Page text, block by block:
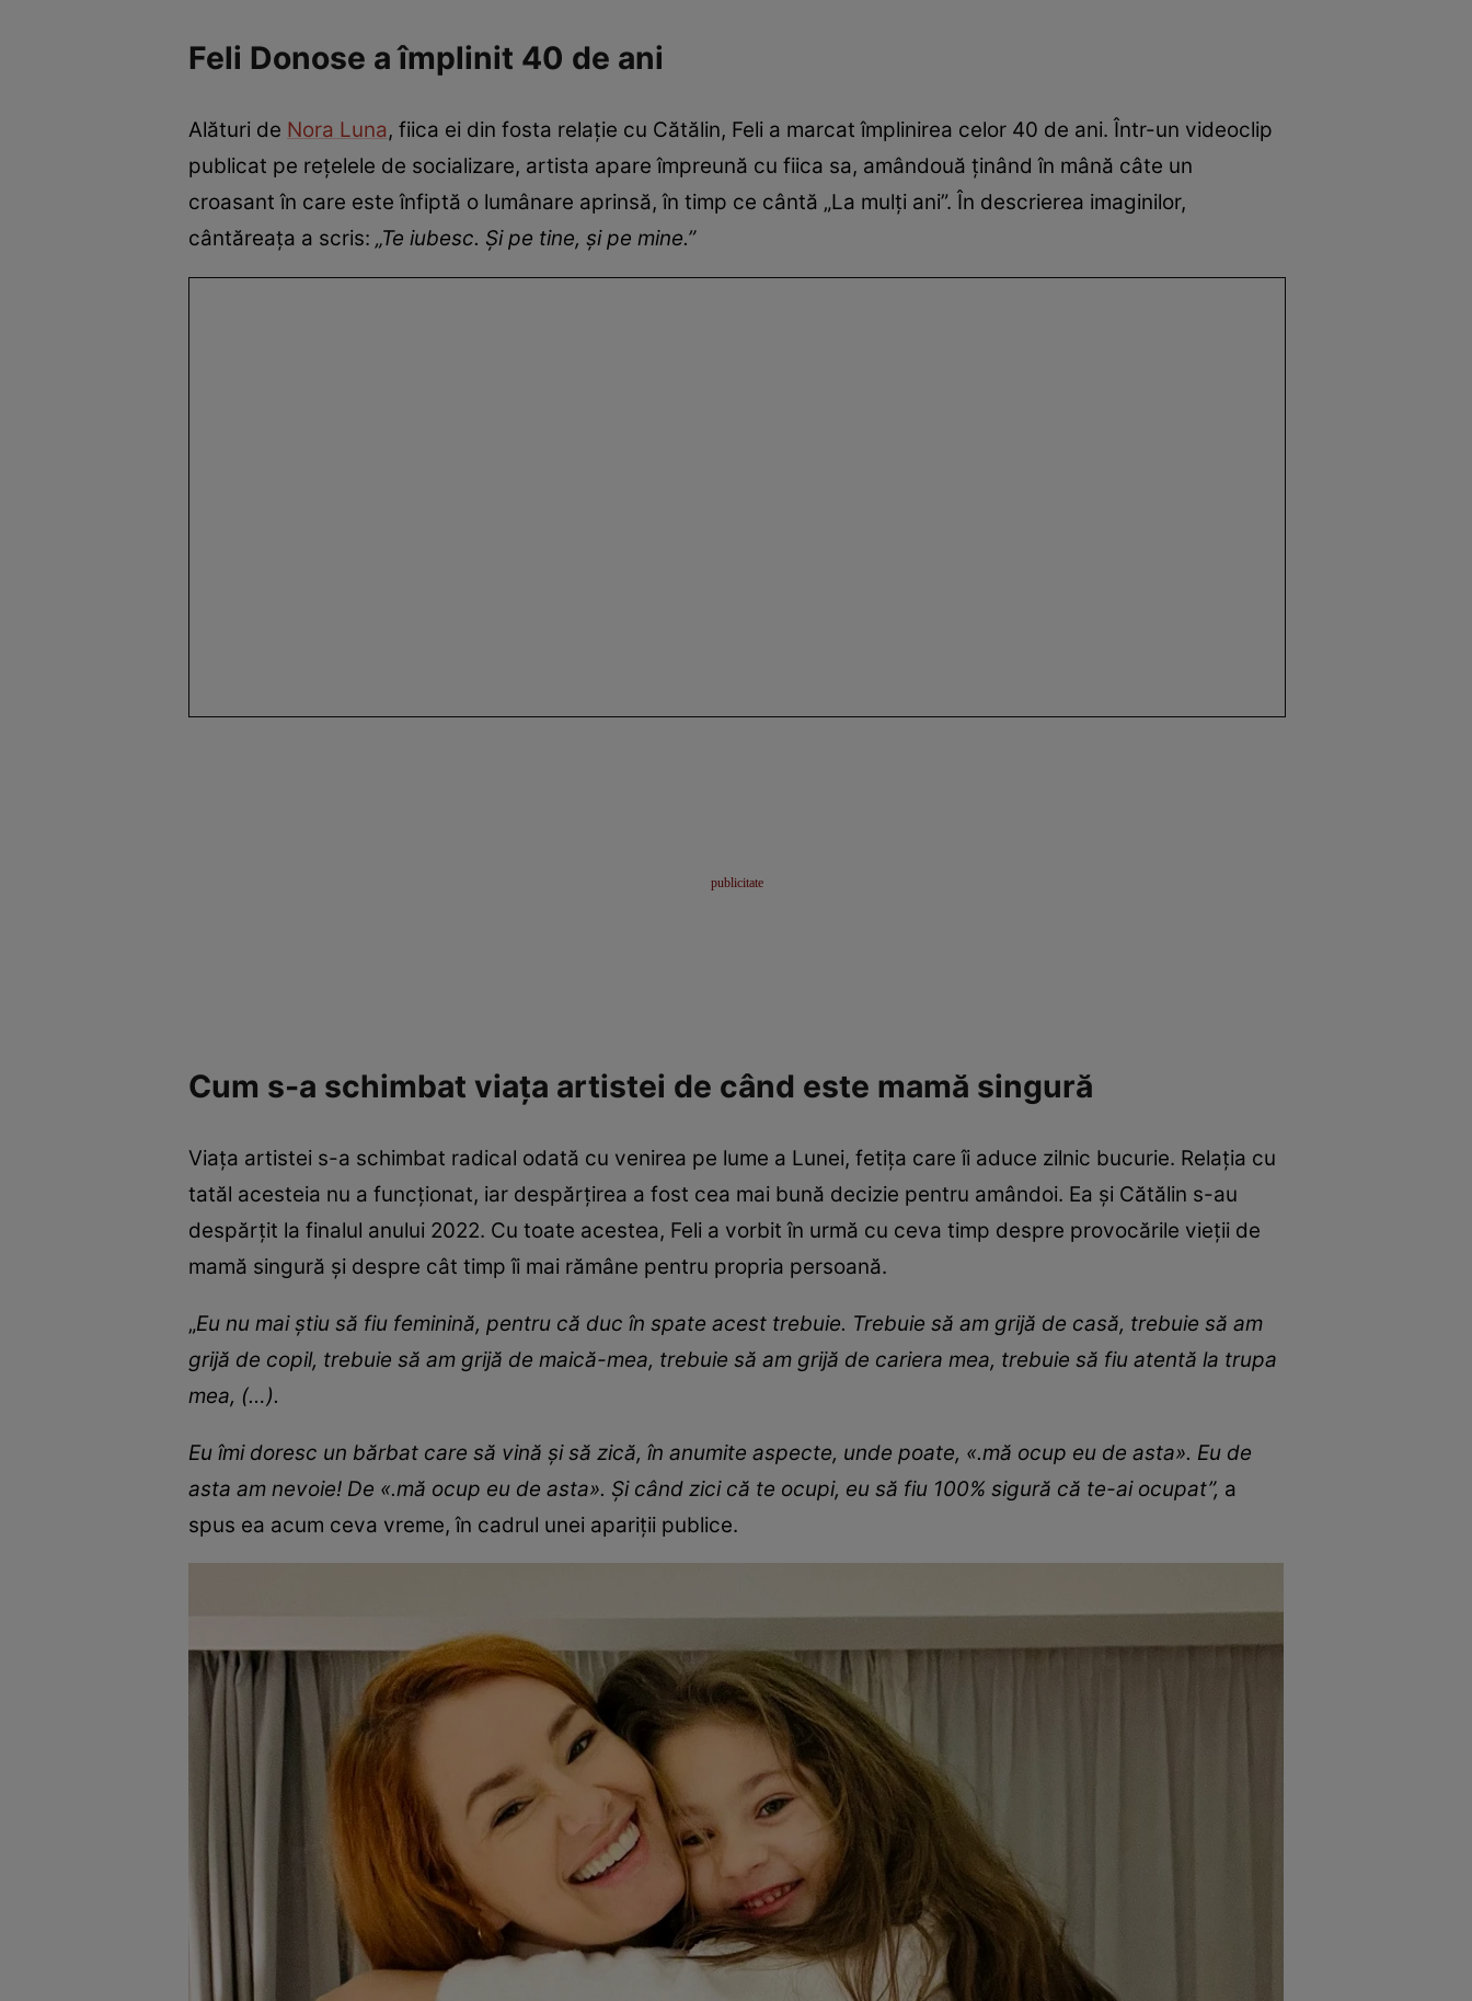
Feli Donose a împlinit 40 de ani
Alături de Nora Luna, fiica ei din fosta relație cu Cătălin, Feli a marcat împlinirea celor 40 de ani. Într-un videoclip
publicat pe rețelele de socializare, artista apare împreună cu fiica sa, amândouă ținând în mână câte un
croasant în care este înfiptă o lumânare aprinsă, în timp ce cântă „La mulți ani”. În descrierea imaginilor,
cântăreața a scris: „Te iubesc. Și pe tine, și pe mine.”
Cum s-a schimbat viața artistei de când este mamă singură
Viața artistei s-a schimbat radical odată cu venirea pe lume a Lunei, fetița care îi aduce zilnic bucurie. Relația cu
tatăl acesteia nu a funcționat, iar despărțirea a fost cea mai bună decizie pentru amândoi. Ea și Cătălin s-au
despărțit la finalul anului 2022. Cu toate acestea, Feli a vorbit în urmă cu ceva timp despre provocările vieții de
mamă singură și despre cât timp îi mai rămâne pentru propria persoană.
„Eu nu mai știu să fiu feminină, pentru că duc în spate acest trebuie. Trebuie să am grijă de casă, trebuie să am
grijă de copil, trebuie să am grijă de maică-mea, trebuie să am grijă de cariera mea, trebuie să fiu atentă la trupa
mea, (…).
Eu îmi doresc un bărbat care să vină și să zică, în anumite aspecte, unde poate, «.mă ocup eu de asta». Eu de
asta am nevoie! De «.mă ocup eu de asta». Și când zici că te ocupi, eu să fiu 100% sigură că te-ai ocupat”, a
spus ea acum ceva vreme, în cadrul unei apariții publice.